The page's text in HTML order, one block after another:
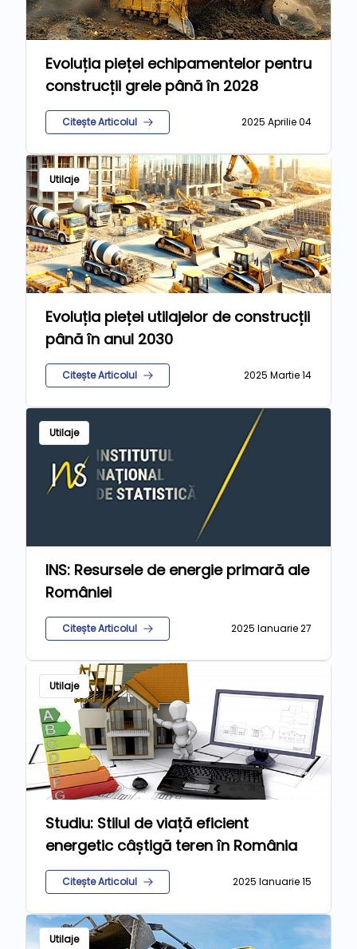
Evoluția pieței echipamentelor pentru
construcții grele până în 2028
Citește Articolul 2025 Aprilie 04
Utilaje
Evoluția pieței utilajelor de construcții
până în anul 2030
Citește Articolul 2025 Martie 14
Utilaje
INS: Resursele de energie primară ale
României
Citește Articolul 2025 Ianuarie 27
Utilaje
Studiu: Stilul de viață eficient
energetic câștigă teren în România
Citește Articolul 2025 Ianuarie 15
Utilaje